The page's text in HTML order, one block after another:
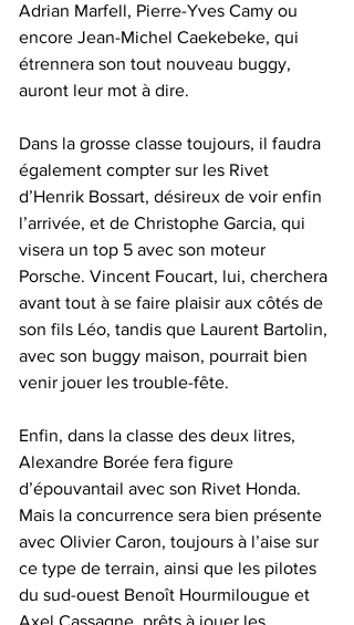
Adrian Marfell, Pierre-Yves Camy ou
encore Jean-Michel Caekebeke, qui
étrennera son tout nouveau buggy,
auront leur mot à dire.
Dans la grosse classe toujours, il faudra
également compter sur les Rivet
d’Henrik Bossart, désireux de voir enfin
l’arrivée, et de Christophe Garcia, qui
visera un top 5 avec son moteur
Porsche. Vincent Foucart, lui, cherchera
avant tout à se faire plaisir aux côtés de
son fils Léo, tandis que Laurent Bartolin,
avec son buggy maison, pourrait bien
venir jouer les trouble-fête.
Enfin, dans la classe des deux litres,
Alexandre Borée fera figure
d’épouvantail avec son Rivet Honda.
Mais la concurrence sera bien présente
avec Olivier Caron, toujours à l’aise sur
ce type de terrain, ainsi que les pilotes
du sud-ouest Benoît Hourmilougue et